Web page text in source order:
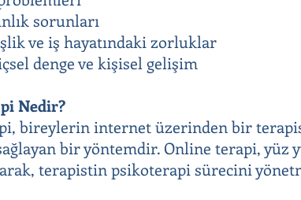
sorunları
ve iş hayatındaki zorluklar
denge ve kişisel gelişim
Nedir?
bireylerin internet üzerinden bir
bir yöntemdir. Online terapi, yüz
terapistin psikoterapi sürecini